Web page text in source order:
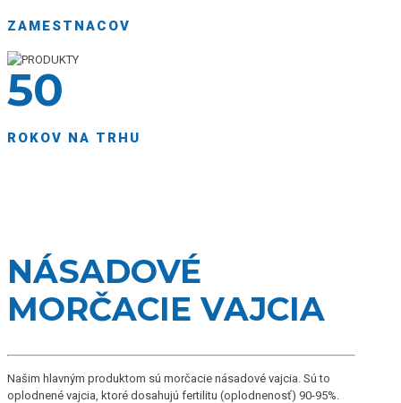
ZAMESTNACOV
50
ROKOV NA TRHU
NÁSADOVÉ
MORČACIE VAJCIA
Našim hlavným produktom sú morčacie násadové vajcia. Sú to
oplodnené vajcia, ktoré dosahujú fertilitu (oplodnenosť) 90-95%.